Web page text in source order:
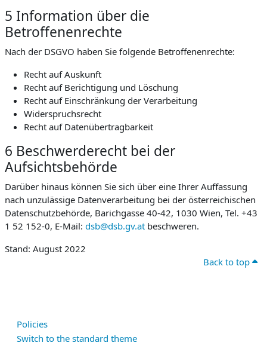
5 Information über die
Betroffenenrechte
Nach der DSGVO haben Sie folgende Betroffenenrechte:
Recht auf Auskunft
Recht auf Berichtigung und Löschung
Recht auf Einschränkung der Verarbeitung
Widerspruchsrecht
Recht auf Datenübertragbarkeit
6 Beschwerderecht bei der
Aufsichtsbehörde
Darüber hinaus können Sie sich über eine Ihrer Auffassung
nach unzulässige Datenverarbeitung bei der österreichischen
Datenschutzbehörde, Barichgasse 40-42, 1030 Wien, Tel. +43
1 52 152-0, E-Mail: dsb@dsb.gv.at beschweren.
Stand: August 2022
Back to top
Policies
Switch to the standard theme